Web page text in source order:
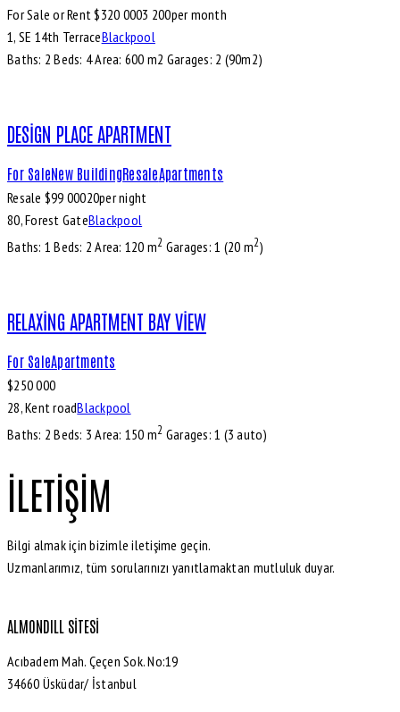
For Sale or Rent $320 0003 200per month
1, SE 14th TerraceBlackpool
Baths: 2 Beds: 4Area: 600 m2 Garages: 2 (90m2)
DESIGN PLACE APARTMENT
For SaleNew BuildingResaleApartments
Resale $99 00020per night
80, Forest GateBlackpool
Baths: 1 Beds: 2 Area: 120 m2 Garages: 1 (20 m2)
RELAXING APARTMENT BAY VIEW
For SaleApartments
$250 000
28, Kent roadBlackpool
Baths: 2 Beds: 3 Area: 150 m2 Garages: 1 (3 auto)
İLETIŞIM
Bilgi almak için bizimle iletişime geçin.
Uzmanlarımız, tüm sorularınızı yanıtlamaktan mutluluk duyar.
ALMONDILL SITESI
Acıbadem Mah. Çeçen Sok. No:19
34660 Üsküdar/ İstanbul